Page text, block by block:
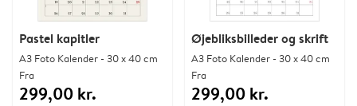
Pastel kapitler
A3 Foto Kalender - 30 x 40 cm
Fra
299,00 kr.
Øjebliksbilleder og skrift
A3 Foto Kalender - 30 x 40 cm
Fra
299,00 kr.